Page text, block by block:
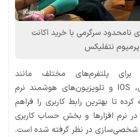
نامحدود سرگرمی با خرید اکانت
پرمیوم نتفلیکس
پلتفرم‌های مختلف مانند
دستگاه‌های اندرویدی، IOS و تلویزیون‌های هوشمند نرم
تا بهترین رابط کاربری را فراهم
در نرم افزارها و بخش حساب کاربری
شخصی‌سازی در نظر گرفته شده است.